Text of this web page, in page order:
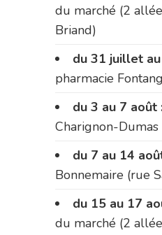
du marché (2
Briand)
du 31 juillet
pharmacie
du 3 au 7 août
Charignon-
du 7 au 14
Bonnemaire (rue
du 15 au 17
du marché (2